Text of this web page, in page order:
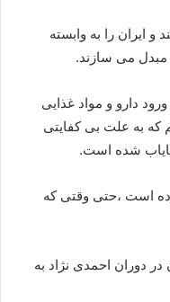
ایران را به وابسته
مبدل می سازند.
دارو و مواد غذایی
که به علت بی کفایتی
شده است.
است ،حتی وقتی که
دوران احمدی نژاد به